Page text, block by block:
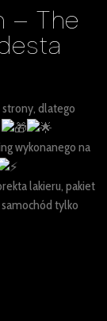
– The
dlatego
wykonanego na
lakieru, pakiet
tylko